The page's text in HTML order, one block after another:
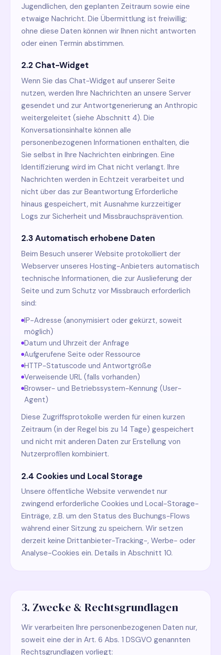
Jugendlichen, den geplanten Zeitraum sowie eine
etwaige Nachricht. Die Übermittlung ist freiwillig;
ohne diese Daten können wir Ihnen nicht antworten
oder einen Termin abstimmen.
2.2 Chat-Widget
Wenn Sie das Chat-Widget auf unserer Seite
nutzen, werden Ihre Nachrichten an unsere Server
gesendet und zur Antwortgenerierung an Anthropic
weitergeleitet (siehe Abschnitt 4). Die
Konversationsinhalte können alle
personenbezogenen Informationen enthalten, die
Sie selbst in Ihre Nachrichten einbringen. Eine
Identifizierung wird im Chat nicht verlangt. Ihre
Nachrichten werden in Echtzeit verarbeitet und
nicht über das zur Beantwortung Erforderliche
hinaus gespeichert, mit Ausnahme kurzzeitiger
Logs zur Sicherheit und Missbrauchsprävention.
2.3 Automatisch erhobene Daten
Beim Besuch unserer Website protokolliert der
Webserver unseres Hosting-Anbieters automatisch
technische Informationen, die zur Auslieferung der
Seite und zum Schutz vor Missbrauch erforderlich
sind:
IP-Adresse (anonymisiert oder gekürzt, soweit
möglich)
Datum und Uhrzeit der Anfrage
Aufgerufene Seite oder Ressource
HTTP-Statuscode und Antwortgröße
Verweisende URL (falls vorhanden)
Browser- und Betriebssystem-Kennung (User-
Agent)
Diese Zugriffsprotokolle werden für einen kurzen
Zeitraum (in der Regel bis zu 14 Tage) gespeichert
und nicht mit anderen Daten zur Erstellung von
Nutzerprofilen kombiniert.
2.4 Cookies und Local Storage
Unsere öffentliche Website verwendet nur
zwingend erforderliche Cookies und Local-Storage-
Einträge, z.B. um den Status des Buchungs-Flows
während einer Sitzung zu speichern. Wir setzen
derzeit keine Drittanbieter-Tracking-, Werbe- oder
Analyse-Cookies ein. Details in Abschnitt 10.
3. Zwecke & Rechtsgrundlagen
Wir verarbeiten Ihre personenbezogenen Daten nur,
soweit eine der in Art. 6 Abs. 1 DSGVO genannten
Rechtsgrundlagen vorliegt: